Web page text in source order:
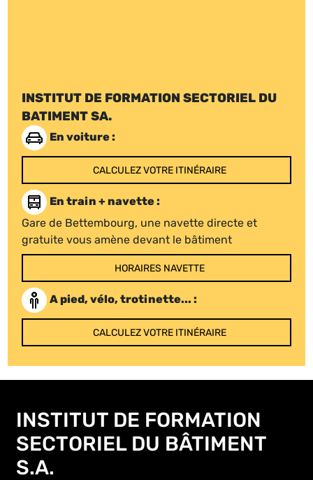
INSTITUT DE FORMATION SECTORIEL DU
BATIMENT SA.
En voiture :
CALCULEZ VOTRE ITINÉRAIRE
En train + navette :
Gare de Bettembourg, une navette directe et
gratuite vous amène devant le bâtiment
HORAIRES NAVETTE
A pied, vélo, trotinette... :
CALCULEZ VOTRE ITINÉRAIRE
INSTITUT DE FORMATION
SECTORIEL DU BÂTIMENT
S.A.